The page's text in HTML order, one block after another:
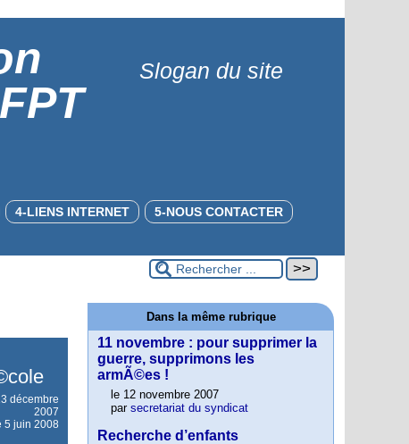
Slogan du site
4-LIENS INTERNET
5-NOUS CONTACTER
décembre
2007
5 juin 2008
Dans la même rubrique
11 novembre : pour supprimer la
guerre, supprimons les
armÃ©es !
le 12 novembre 2007
par secretariat du syndicat
Recherche d’enfants